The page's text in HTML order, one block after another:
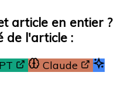
article en entier ?
de l'article :
Claude